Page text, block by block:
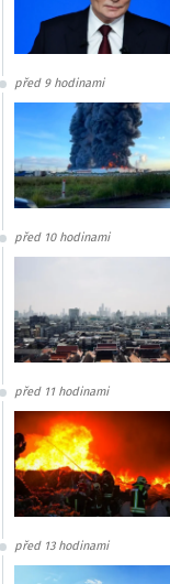
před 9 hodinami
před 10 hodinami
před 11 hodinami
před 13 hodinami